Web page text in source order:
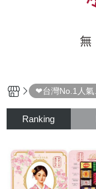
❤台灣No.1人氣
手禮
Ranking